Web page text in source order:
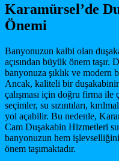
Karamürsel’de
Önemi
Banyonuzun kalbi olan
açısından büyük önem
banyonuza şıklık ve modern
Ancak, kaliteli bir
çalışması için doğru firma ile
seçimler, su sızıntıları,
yol açabilir. Bu nedenle,
Cam Duşakabin Hizmetleri
banyonuzun hem
önem taşımaktadır.